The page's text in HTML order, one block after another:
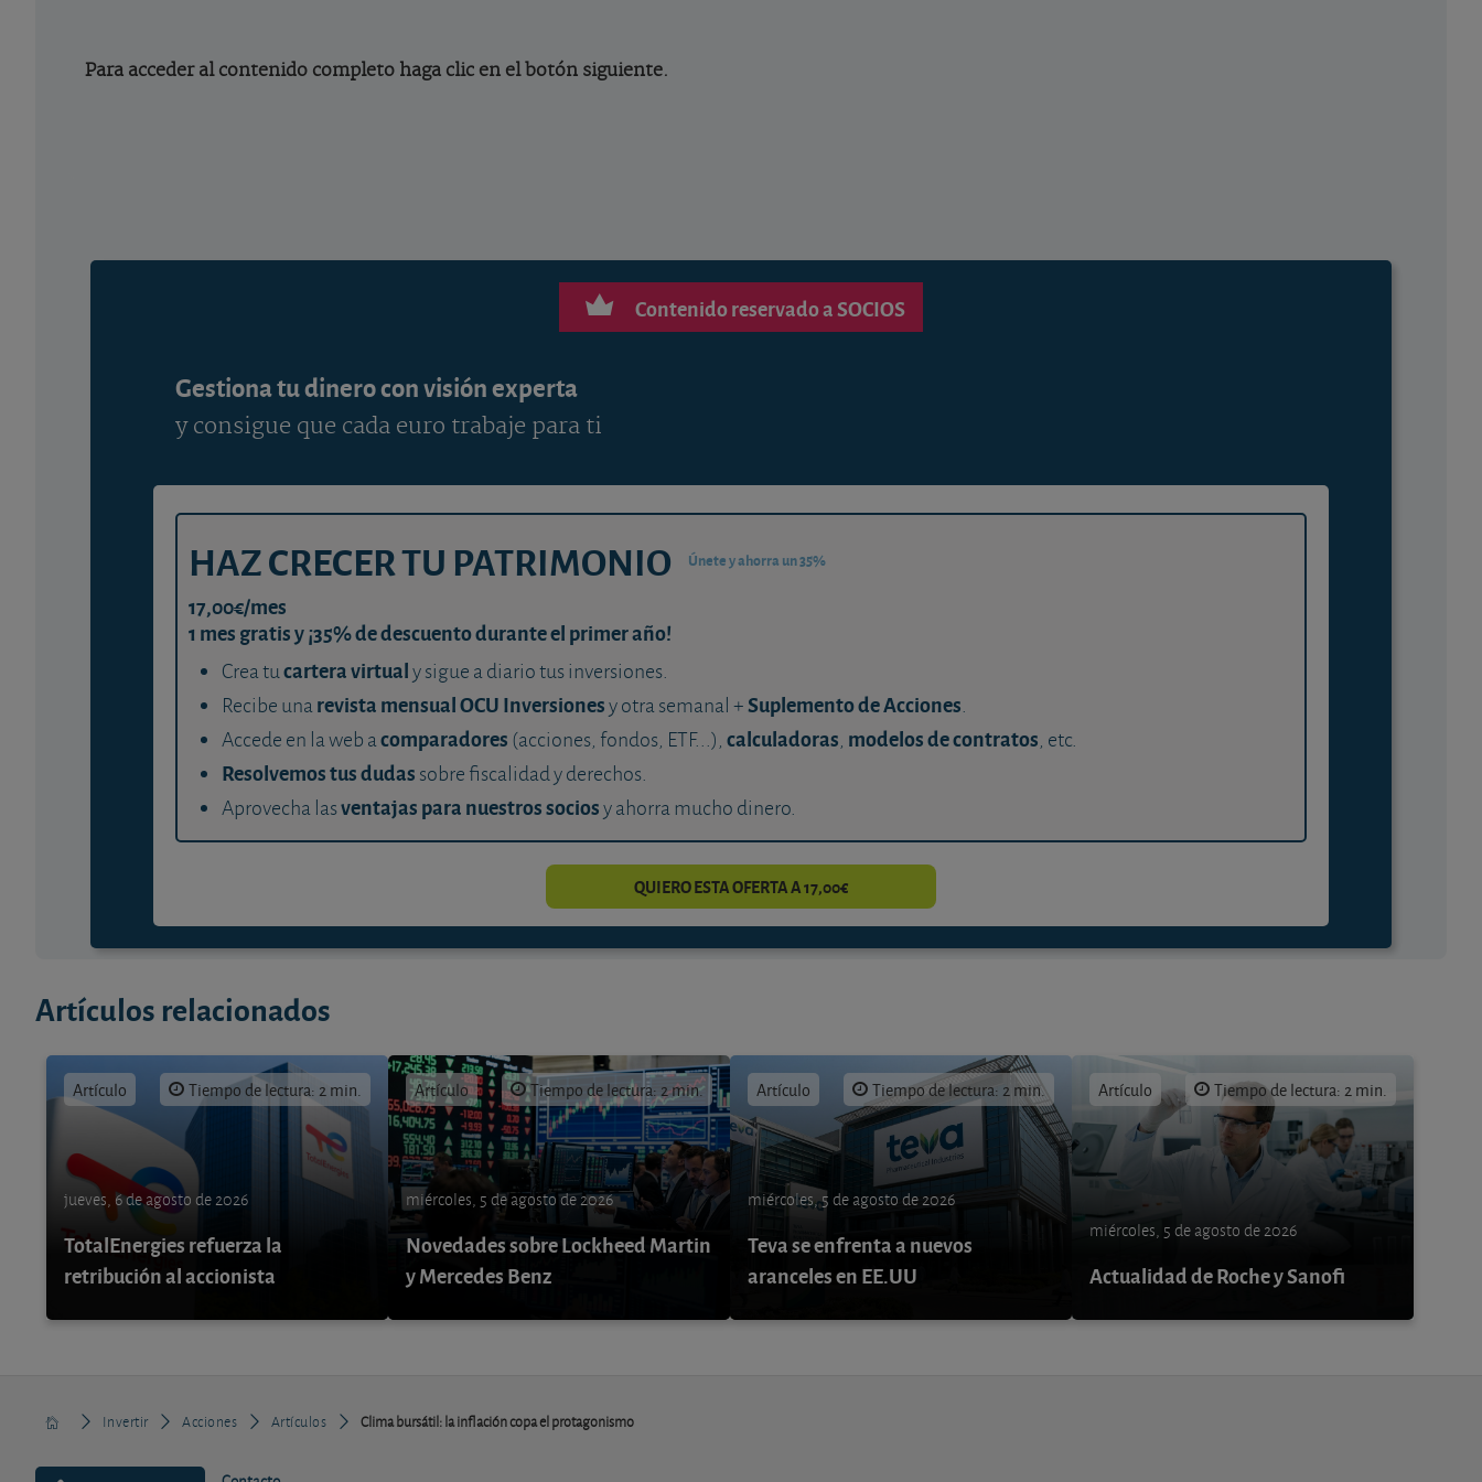
Para acceder al contenido completo haga clic en el botón siguiente.
Contenido reservado a SOCIOS
Gestiona tu dinero con visión experta
y consigue que cada euro trabaje para ti
HAZ CRECER TU PATRIMONIO Únete y ahorra un 35%
17,00€/mes
1 mes gratis y ¡35% de descuento durante el primer año!
Crea tucartera virtualy sigue a diario tus inversiones.
Recibe unarevista mensual OCU Inversionesy otra semanal +Suplemento de Acciones.
Accede en la web acomparadores (acciones, fondos, ETF...), calculadoras, modelos de contratos, etc.
Resolvemos tus dudas sobre fiscalidad y derechos.
Aprovecha lasventajas para nuestros sociosy ahorra mucho dinero.
QUIERO ESTA OFERTA A 17,00€
Artículos relacionados
Artículo Tiempo de lectura: 2 min.
jueves, 6 de agosto de 2026
TotalEnergies refuerza la
retribución al accionista
Artículo Tiempo de lectura: 2 min.
miércoles, 5 de agosto de 2026
Novedades sobre Lockheed Martin
y Mercedes Benz
Artículo Tiempo de lectura: 2 min.
miércoles, 5 de agosto de 2026
Teva se enfrenta a nuevos
aranceles en EE.UU
Artículo Tiempo de lectura: 2 min.
miércoles, 5 de agosto de 2026
Actualidad de Roche y Sanofi
Invertir Acciones Artículos Clima bursátil: la inflación copa el protagonismo